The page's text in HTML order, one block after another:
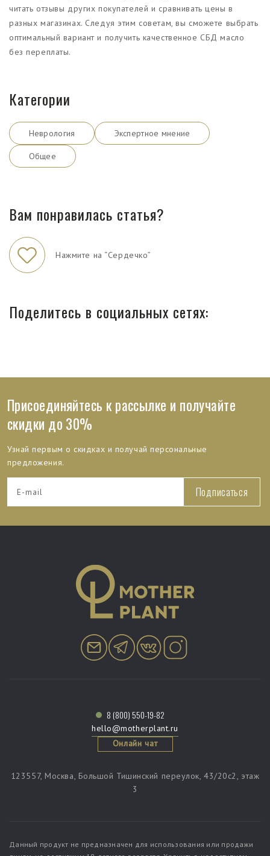
читать отзывы других покупателей и сравнивать цены в
разных магазинах. Следуя этим советам, вы сможете выбрать
оптимальный вариант и получить качественное СБД масло
без переплаты.
Категории
Неврология Экспертное мнение
Общее
Вам понравилась статья?
Нажмите на “Сердечко”
Поделитесь в социальных сетях:
Присоединяйтесь к рассылке и получайте
скидки до 30%
Узнай первым о скидках и получай персональные
предложения.
Подписаться
8 (800) 550-19-82
hello@motherplant.ru
Онлайн чат
123557, Москва, Большой Тишинский переулок, 43/20c2, этаж
3
Данный продукт не предназначен для использования или продажи